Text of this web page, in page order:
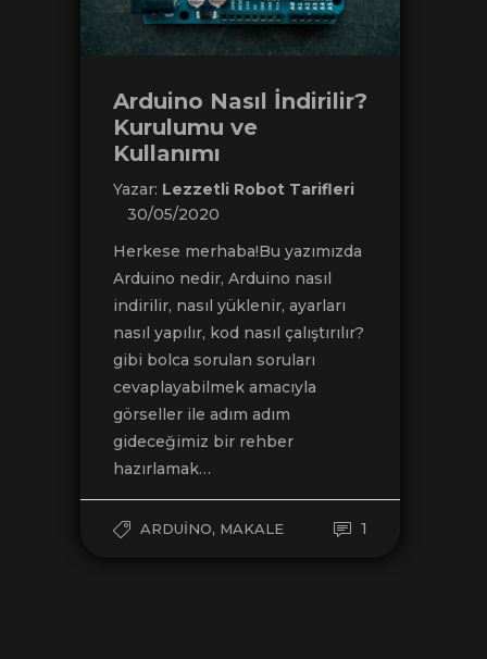
Arduino Nasıl İndirilir?
Kurulumu ve
Kullanımı
Yazar: Lezzetli Robot Tarifleri
30/05/2020
Herkese merhaba!Bu yazımızda
Arduino nedir, Arduino nasıl
indirilir, nasıl yüklenir, ayarları
nasıl yapılır, kod nasıl çalıştırılır?
gibi bolca sorulan soruları
cevaplayabilmek amacıyla
görseller ile adım adım
gideceğimiz bir rehber
hazırlamak…
ARDUINO, MAKALE 1